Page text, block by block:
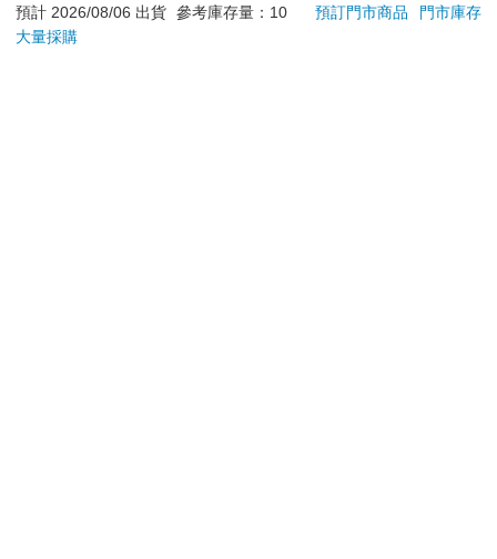
退換貨須知：
**提醒您，鑑賞期不等於試用期，退回商品須為全新狀態**
預計 2026/08/06 出貨 參考庫存量：10 預訂門市商品
門市庫存
大量採購